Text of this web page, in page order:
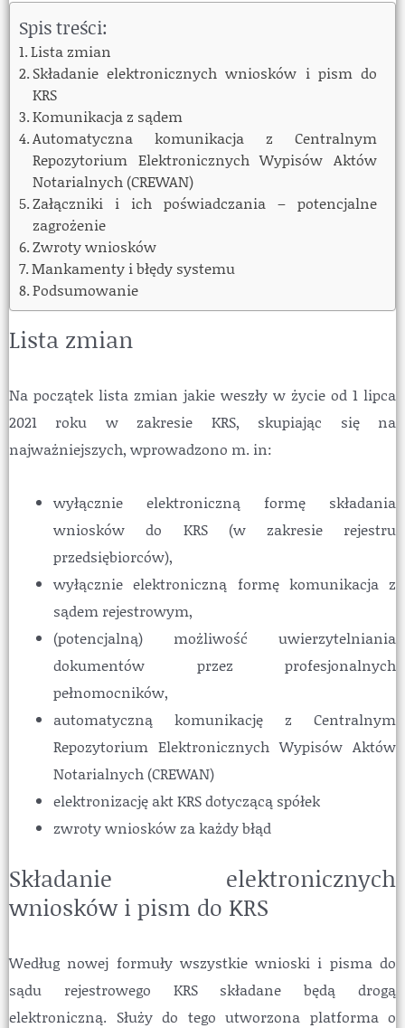
Spis treści:
Lista zmian
Składanie elektronicznych wniosków i pism do
KRS
Komunikacja z sądem
Automatyczna komunikacja z Centralnym
Repozytorium Elektronicznych Wypisów Aktów
Notarialnych (CREWAN)
Załączniki i ich poświadczania – potencjalne
zagrożenie
Zwroty wniosków
Mankamenty i błędy systemu
Podsumowanie
Lista zmian
Na początek lista zmian jakie weszły w życie od 1 lipca
2021 roku w zakresie KRS, skupiając się na
najważniejszych, wprowadzono m. in:
wyłącznie elektroniczną formę składania
wniosków do KRS (w zakresie rejestru
przedsiębiorców),
wyłącznie elektroniczną formę komunikacja z
sądem rejestrowym,
(potencjalną) możliwość uwierzytelniania
dokumentów przez profesjonalnych
pełnomocników,
automatyczną komunikację z Centralnym
Repozytorium Elektronicznych Wypisów Aktów
Notarialnych (CREWAN)
elektronizację akt KRS dotyczącą spółek
zwroty wniosków za każdy błąd
Składanie elektronicznych
wniosków i pism do KRS
Według nowej formuły wszystkie wnioski i pisma do
sądu rejestrowego KRS składane będą drogą
elektroniczną. Służy do tego utworzona platforma o